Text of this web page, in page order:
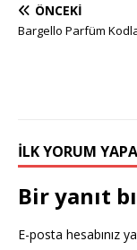
ÖNCEKI
Bargello Parfüm
İLK YORUM
Bir yanıt
E-posta hesabınız